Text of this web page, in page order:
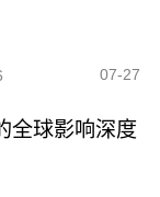
07-27
全球影响深度